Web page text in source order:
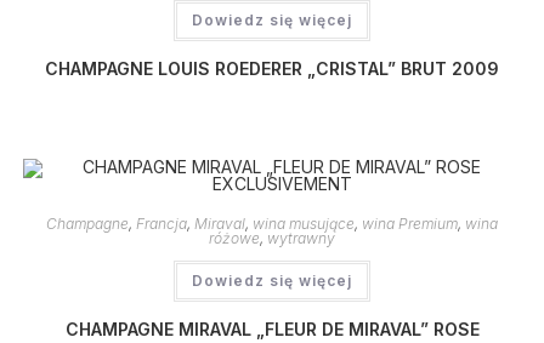
Dowiedz się więcej
CHAMPAGNE LOUIS ROEDERER „CRISTAL” BRUT 2009
Champagne, Francja, Miraval, wina musujące, wina Premium, wina
różowe, wytrawny
Dowiedz się więcej
CHAMPAGNE MIRAVAL „FLEUR DE MIRAVAL” ROSE